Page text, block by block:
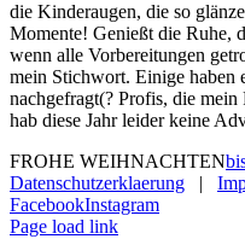
die Kinderaugen, die so
Momente! Genießt die Ruhe,
wenn alle Vorbereitungen
mein Stichwort. Einige haben
nachgefragt(? Profis, die
hab diese Jahr leider keine
FROHE WEIHNACHTEN
Datenschutzerklaerung |
FacebookInstagram
Page load link